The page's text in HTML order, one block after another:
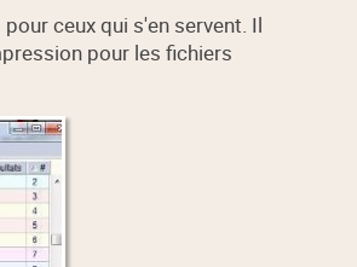
ceux qui s'en servent. Il
pour les fichiers